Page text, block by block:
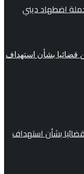
اضطهاد ديني
بشأن استهداف